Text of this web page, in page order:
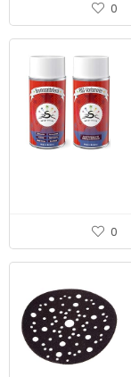
0
0